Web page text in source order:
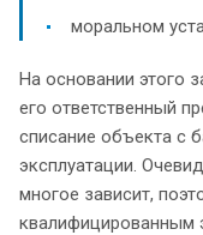
моральном
На основании этого
его ответственный
списание объекта с
эксплуатации.
многое зависит,
квалифицированным